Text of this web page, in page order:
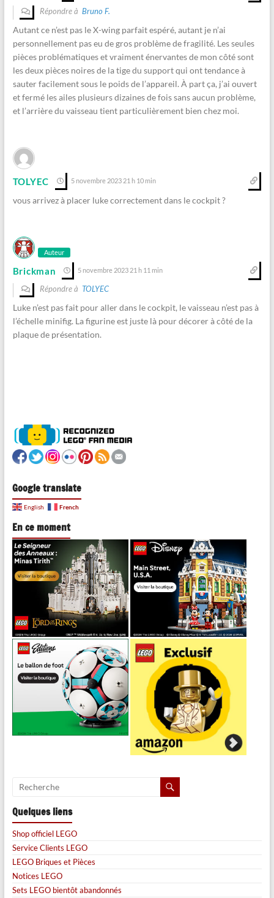
Répondre à Bruno F.
Autant ce n’est pas le X-wing parfait espéré, autant je n’ai
personnellement pas eu de gros problème de fragilité. Les seules
pièces problématiques et vraiment énervantes de mon côté sont
les deux pièces noires de la tige du support qui ont tendance à
sauter facilement sous le poids de l’appareil. À part ça, j’ai ouvert
et fermé les ailes plusieurs dizaines de fois sans aucun problème,
et l’arrière du vaisseau tient particulièrement bien chez moi.
TOLYEC 5 novembre 2023 21 h 10 min
vous arrivez à placer luke correctement dans le cockpit ?
Auteur
Brickman 5 novembre 2023 21 h 11 min
Répondre à TOLYEC
Luke n’est pas fait pour aller dans le cockpit, le vaisseau n’est pas à
l’échelle minifig. La figurine est juste là pour décorer à côté de la
plaque de présentation.
Google translate
English French
En ce moment
Quelques liens
Shop officiel LEGO
Service Clients LEGO
LEGO Briques et Pièces
Notices LEGO
Sets LEGO bientôt abandonnés